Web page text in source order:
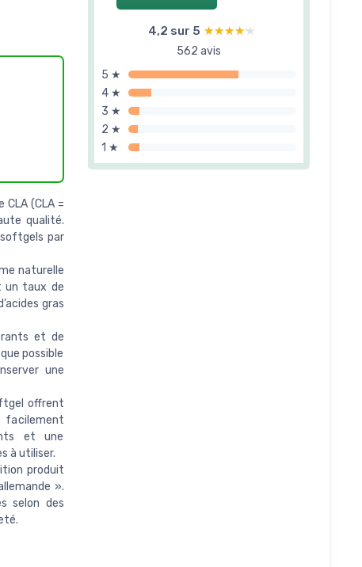
4,2 sur 5 ★★★★★
★★★★★
562 avis
5 ★
4 ★
3 ★
2 ★
1 ★
CLA (CLA =
qualité.
par
naturelle
un taux de
gras
et de
possible
une
offrent
facilement
et une
à utiliser.
produit
».
selon des